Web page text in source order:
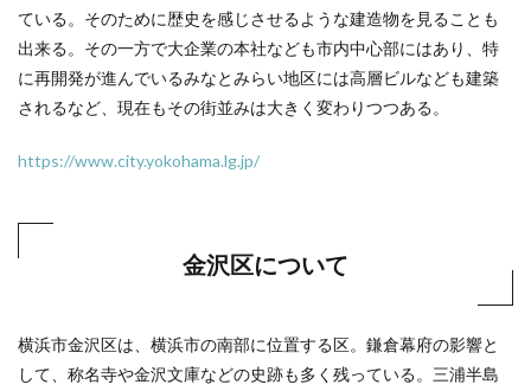
ている。そのために歴史を感じさせるような建造物を見ることも
出来る。その一方で大企業の本社なども市内中心部にはあり、特
に再開発が進んでいるみなとみらい地区には高層ビルなども建築
されるなど、現在もその街並みは大きく変わりつつある。
https://www.city.yokohama.lg.jp/
金沢区について
横浜市金沢区は、横浜市の南部に位置する区。鎌倉幕府の影響と
して、称名寺や金沢文庫などの史跡も多く残っている。三浦半島